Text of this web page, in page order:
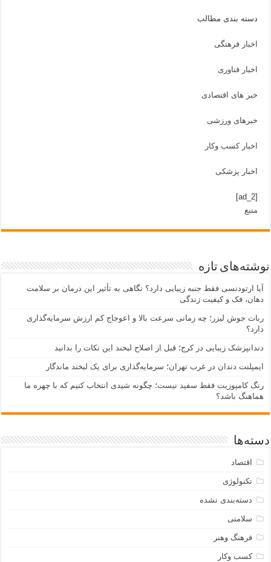
دسته بندی مطالب
اخبار فرهنگی
اخبار فناوری
خبر های اقتصادی
خبرهای ورزشی
اخبار کسب وکار
اخبار پزشکی
[ad_2]
منبع
نوشته‌های تازه
آیا ارتودنسی فقط جنبه زیبایی دارد؟ نگاهی به تأثیر این درمان بر سلامت
دهان، فک و کیفیت زندگی
ربات جوش لیزر؛ چه زمانی سرعت بالا و اعوجاج کم ارزش سرمایه‌گذاری
دارد؟
دندانپزشک زیبایی در کرج؛ قبل از اصلاح لبخند این نکات را بدانید
ایمپلنت دندان در غرب تهران؛ سرمایه‌گذاری برای یک لبخند ماندگار
رنگ کامپوزیت فقط سفید نیست؛ چگونه شیدی انتخاب کنیم که با چهره ما
هماهنگ باشد؟
دسته‌ها
اقتصاد
تکنولوژی
دسته‌بندی نشده
سلامتی
فرهنگ وهنر
کسب وکار